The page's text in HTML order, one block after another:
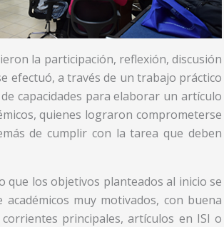
la participación, reflexión, discusión
efectuó, a través de un trabajo práctico
capacidades para elaborar un artículo
quienes lograron comprometerse
de cumplir con la tarea que deben
que los objetivos planteados al inicio se
muy motivados, con buena
principales, artículos en ISI o